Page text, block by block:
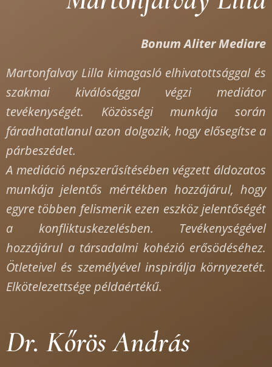
Bonum Aliter Mediare
Martonfalvay Lilla kimagasló elhivatottsággal és
szakmai kiválósággal végzi mediátor
tevékenységét. Közösségi munkája során
fáradhatatlanul azon dolgozik, hogy elősegítse a
párbeszédet.
A mediáció népszerűsítésében végzett áldozatos
munkája jelentős mértékben hozzájárul, hogy
egyre többen felismerik ezen eszköz jelentőségét
a konfliktuskezelésben. Tevékenységével
hozzájárul a társadalmi kohézió erősödéséhez.
Ötleteivel és személyével inspirálja környezetét.
Elkötelezettsége példaértékű.
Dr. Kőrös András